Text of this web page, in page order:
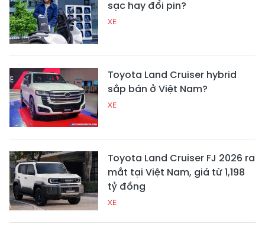
sạc hay đổi pin?
XE
Toyota Land Cruiser hybrid
sắp bán ở Việt Nam?
XE
Toyota Land Cruiser FJ 2026 ra
mắt tại Việt Nam, giá từ 1,198
tỷ đồng
XE